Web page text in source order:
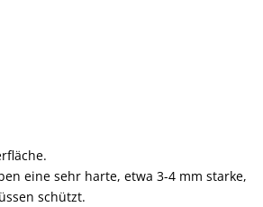
eine sehr harte, etwa 3-4 mm starke,
schützt.